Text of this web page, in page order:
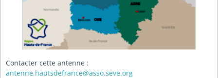
Contacter cette antenne :
antenne.hautsdefrance@asso.seve.org